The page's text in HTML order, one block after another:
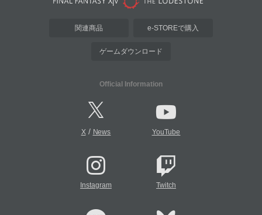
関連商品 e-STOREで購入
ゲームダウンロード
Official Information
X/ News YouTube
Instagram Twitch